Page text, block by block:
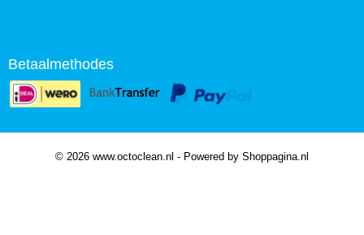
Betaalmethodes
© 2026 www.octoclean.nl - Powered by Shoppagina.nl